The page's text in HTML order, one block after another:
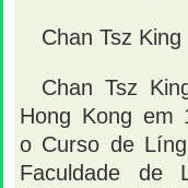
Chan Tsz King
Chan Tsz
Hong Kong em
o Curso de
Faculdade de